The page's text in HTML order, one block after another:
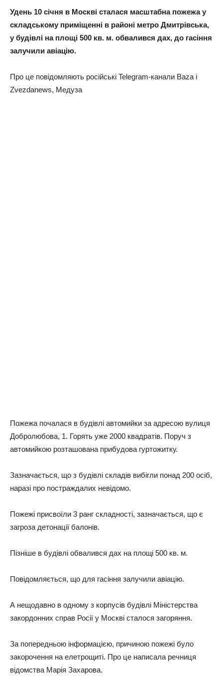
Удень 10 січня в Москві сталася масштабна пожежа у
складському приміщенні в районі метро Дмитрівська,
у будівлі на площі 500 кв. м. обвалився дах, до гасіння
залучили авіацію.
Про це повідомляють російські Telegram-канали Baza і
Zvezdanews, Медуза
Пожежа почалася в будівлі автомийки за адресою вулиця
Добролюбова, 1. Горять уже 2000 квадратів. Поруч з
автомийкою розташована прибудова гуртожитку.
Зазначається, що з будівлі складів вибігли понад 200 осіб,
наразі про постраждалих невідомо.
Пожежі присвоїли 3 ранг складності, зазначається, що є
загроза детонації балонів.
Пізніше в будівлі обвалився дах на площі 500 кв. м.
Повідомляється, що для гасіння залучили авіацію.
А нещодавно в одному з корпусів будівлі Міністерства
закордонних справ Росії у Москві сталося загоряння.
За попередньою інформацією, причиною пожежі було
закорочення на елетрощиті. Про це написала речниця
відомства Марія Захарова.